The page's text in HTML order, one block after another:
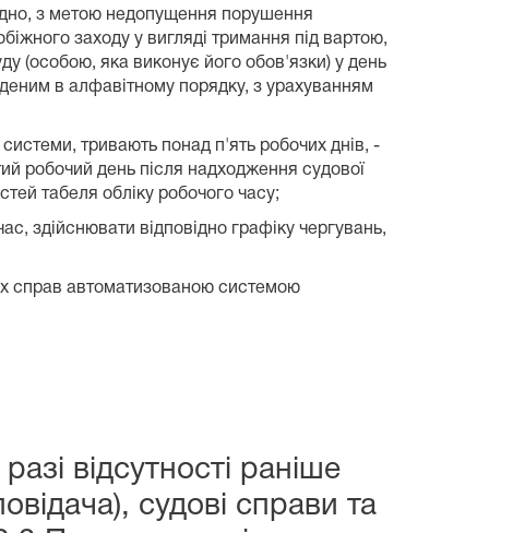
з метою недопущення порушення
заходу у вигляді тримання під вартою,
(особою, яка виконує його обов'язки) у день
в алфавітному порядку, з урахуванням
тривають понад п'ять робочих днів, -
робочий день після надходження судової
табеля обліку робочого часу;
здійснювати відповідно графіку чергувань,
справ автоматизованою системою
відсутності раніше
судові справи та